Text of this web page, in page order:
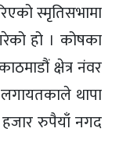
स्मृतिसभामा
हो । कोषका
क्षेत्र नंवर
लगायतकाले थापा
रुपैयाँ नगद